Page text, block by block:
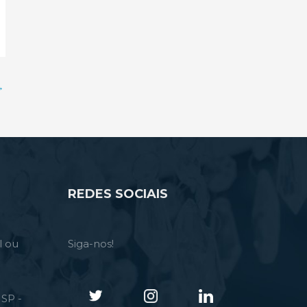
ou
-
REDES SOCIAIS
Siga-nos!